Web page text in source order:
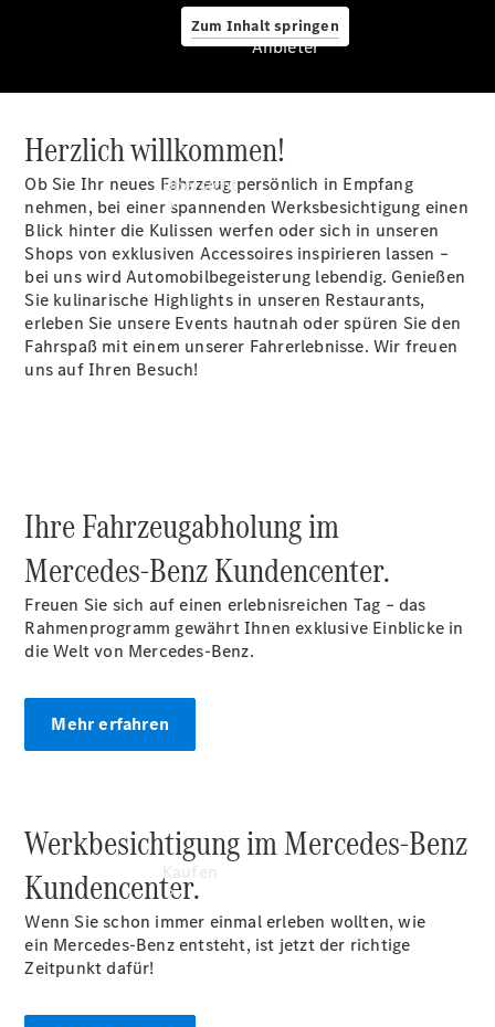
Zum Inhalt springen
Anbieter
Übersicht
Startseite
Probefahrt
vereinbaren
Konfigurator
Modellübersicht
Tel: +49
771/838-0
Anbieter
Herzlich willkommen!
Ob Sie Ihr neues Fahrzeug persönlich in Empfang
nehmen, bei einer spannenden Werksbesichtigung einen
Blick hinter die Kulissen werfen oder sich in unseren
Shops von exklusiven Accessoires inspirieren lassen –
bei uns wird Automobilbegeisterung lebendig. Genießen
Sie kulinarische Highlights in unseren Restaurants,
erleben Sie unsere Events hautnah oder spüren Sie den
Fahrspaß mit einem unserer Fahrerlebnisse. Wir freuen
uns auf Ihren Besuch!
Ihre Fahrzeugabholung im
Mercedes‑Benz Kundencenter.
Freuen Sie sich auf einen erlebnisreichen Tag – das
Rahmenprogramm gewährt Ihnen exklusive Einblicke in
die Welt von Mercedes-Benz.
Mehr erfahren
Werkbesichtigung im Mercedes-Benz
Kundencenter.
Wenn Sie schon immer einmal erleben wollten, wie
ein Mercedes-Benz entsteht, ist jetzt der richtige
Zeitpunkt dafür!